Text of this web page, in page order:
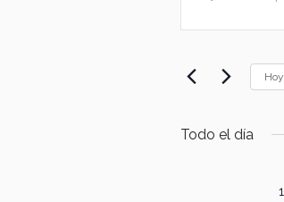
en
junio,
2026
búsqueda
vistas
Eventos
Eventos
palabra
Hoy
Todo el día